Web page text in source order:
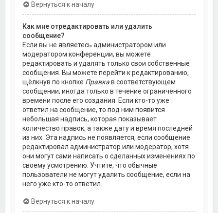
Вернуться к началу
Как мне отредактировать или удалить
сообщение?
Если вы не являетесь администратором или
модератором конференции, вы можете
редактировать и удалять только свои собственные
сообщения. Вы можете перейти к редактированию,
щёлкнув по кнопке Правкав соответствующем
сообщении, иногда только в течение ограниченного
времени после его создания. Если кто-то уже
ответил на сообщение, то под ним появится
небольшая надпись, которая показывает
количество правок, а также дату и время последней
из них. Эта надпись не появляется, если сообщение
редактировал администратор или модератор, хотя
они могут сами написать о сделанных изменениях по
своему усмотрению. Учтите, что обычные
пользователи не могут удалить сообщение, если на
него уже кто-то ответил.
Вернуться к началу